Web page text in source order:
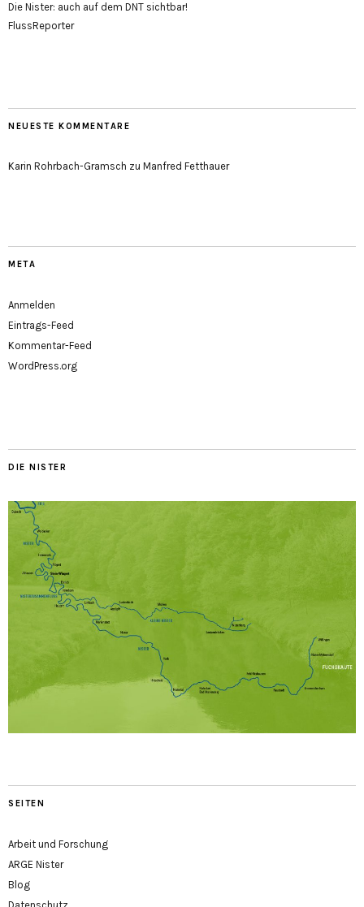
Die Nister: auch auf dem DNT sichtbar!
FlussReporter
NEUESTE KOMMENTARE
Karin Rohrbach-Gramsch zu Manfred Fetthauer
META
Anmelden
Eintrags-Feed
Kommentar-Feed
WordPress.org
DIE NISTER
SEITEN
Arbeit und Forschung
ARGE Nister
Blog